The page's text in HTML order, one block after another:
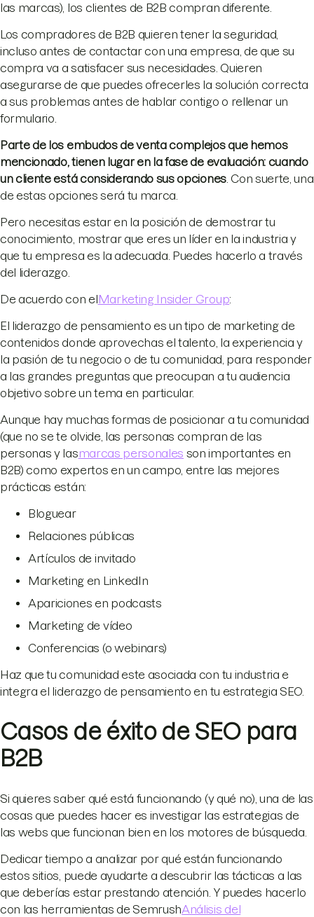
las marcas), los clientes de B2B compran diferente.
Los compradores de B2B quieren tener la seguridad,
incluso antes de contactar con una empresa, de que su
compra va a satisfacer sus necesidades. Quieren
asegurarse de que puedes ofrecerles la solución correcta
a sus problemas antes de hablar contigo o rellenar un
formulario.
Parte de los embudos de venta complejos que hemos
mencionado, tienen lugar en la fase de evaluación: cuando
un cliente está considerando sus opciones. Con suerte, una
de estas opciones será tu marca.
Pero necesitas estar en la posición de demostrar tu
conocimiento, mostrar que eres un líder en la industria y
que tu empresa es la adecuada. Puedes hacerlo a través
del liderazgo.
De acuerdo con elMarketing Insider Group:
El liderazgo de pensamiento es un tipo de marketing de
contenidos donde aprovechas el talento, la experiencia y
la pasión de tu negocio o de tu comunidad, para responder
a las grandes preguntas que preocupan a tu audiencia
objetivo sobre un tema en particular.
Aunque hay muchas formas de posicionar a tu comunidad
(que no se te olvide, las personas compran de las
personas y lasmarcas personales son importantes en
B2B) como expertos en un campo, entre las mejores
prácticas están:
Bloguear
Relaciones públicas
Artículos de invitado
Marketing en LinkedIn
Apariciones en podcasts
Marketing de vídeo
Conferencias (o webinars)
Haz que tu comunidad este asociada con tu industria e
integra el liderazgo de pensamiento en tu estrategia SEO.
Casos de éxito de SEO para
B2B
Si quieres saber qué está funcionando (y qué no), una de las
cosas que puedes hacer es investigar las estrategias de
las webs que funcionan bien en los motores de búsqueda.
Dedicar tiempo a analizar por qué están funcionando
estos sitios, puede ayudarte a descubrir las tácticas a las
que deberías estar prestando atención. Y puedes hacerlo
con las herramientas de SemrushAnálisis del